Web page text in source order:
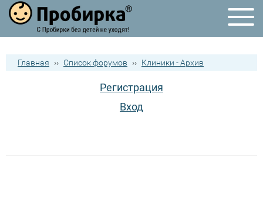
Главная ›› Список форумов ›› Клиники - Архив
Регистрация
Вход